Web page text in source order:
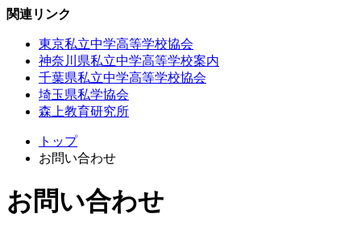
関連リンク
東京私立中学高等学校協会
神奈川県私立中学高等学校案内
千葉県私立中学高等学校協会
埼玉県私学協会
森上教育研究所
トップ
お問い合わせ
お問い合わせ